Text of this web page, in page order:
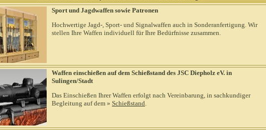
Sport und Jagdwaffen sowie Patronen
Hochwertige Jagd-, Sport- und Signalwaffen auch in Sonderanfertigung. Wir
stellen Ihre Waffen individuell für Ihre Bedürfnisse zusammen.
Waffen einschießen auf dem Schießstand des JSC Diepholz eV. in
Sulingen/Stadt
Das Einschießen Ihrer Waffen erfolgt nach Vereinbarung, in sachkundiger
Begleitung auf dem » Schießstand.